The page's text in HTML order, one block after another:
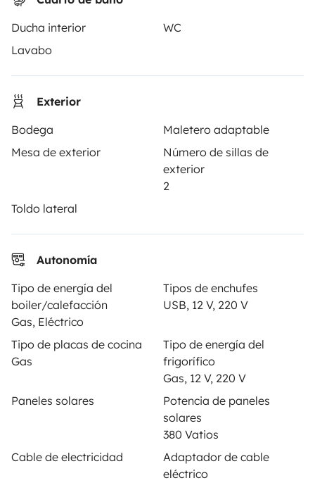
Ducha interior
WC
Lavabo
Exterior
Bodega
Maletero adaptable
Mesa de exterior
Número de sillas de
exterior
2
Toldo lateral
Autonomía
Tipo de energía del
boiler/calefacción
Gas, Eléctrico
Tipos de enchufes
USB, 12 V, 220 V
Tipo de placas de cocina
Gas
Tipo de energía del
frigorífico
Gas, 12 V, 220 V
Paneles solares
Potencia de paneles
solares
380 Vatios
Cable de electricidad
Adaptador de cable
eléctrico
ALQUILER AUTOCARAVANAS
Alquilar una autocaravana
Las opiniones de nuestros usuarios
PROPIETARIOS
Anunciar un vehículo
Contrato de alquiler
Seguros de alquiler
Asistencias de alquiler
Medios de pago seguros Pago en varios plazos